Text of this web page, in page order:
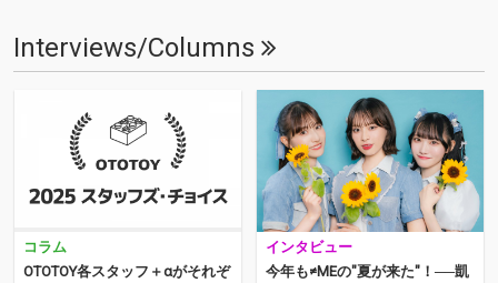
Interviews/Columns
コラム
OTOTOY各スタッフ＋αがそれぞ
インタビュー
今年も≠MEの"夏が来た"！──凱